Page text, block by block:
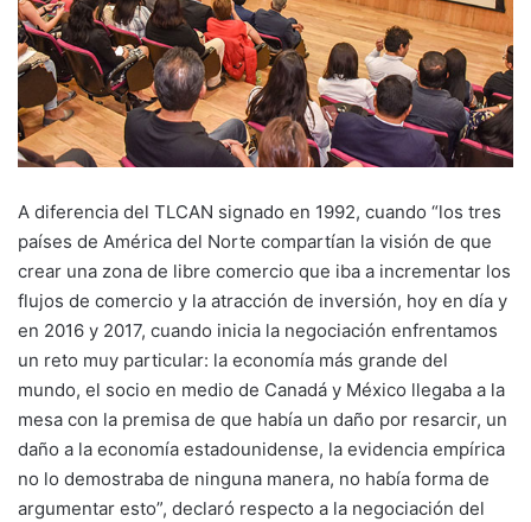
A diferencia del TLCAN signado en 1992, cuando “los tres
países de América del Norte compartían la visión de que
crear una zona de libre comercio que iba a incrementar los
flujos de comercio y la atracción de inversión, hoy en día y
en 2016 y 2017, cuando inicia la negociación enfrentamos
un reto muy particular: la economía más grande del
mundo, el socio en medio de Canadá y México llegaba a la
mesa con la premisa de que había un daño por resarcir, un
daño a la economía estadounidense, la evidencia empírica
no lo demostraba de ninguna manera, no había forma de
argumentar esto”, declaró respecto a la negociación del